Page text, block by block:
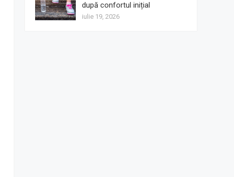
după confortul inițial
iulie 19, 2026